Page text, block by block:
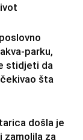
parku,
stidjeti da
šta
došla je
zamolila za